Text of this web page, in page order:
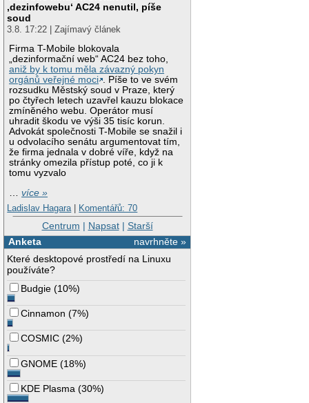
‚dezinfowebu‘ AC24 nenutil, píše
soud
3.8. 17:22 | Zajímavý článek
Firma T-Mobile blokovala
„dezinformační web“ AC24 bez toho,
aniž by k tomu měla závazný pokyn
orgánů veřejné moci . Píše to ve svém
rozsudku Městský soud v Praze, který
po čtyřech letech uzavřel kauzu blokace
zmíněného webu. Operátor musí
uhradit škodu ve výši 35 tisíc korun.
Advokát společnosti T-Mobile se snažil i
u odvolacího senátu argumentovat tím,
že firma jednala v dobré víře, když na
stránky omezila přístup poté, co ji k
tomu vyzvalo
…více »
Ladislav Hagara | Komentářů: 70
Centrum | Napsat| Starší
navrhněte »
Anketa
Které desktopové prostředí na Linuxu
používáte?
Budgie (10%)
Cinnamon (7%)
COSMIC (2%)
GNOME (18%)
KDE Plasma (30%)